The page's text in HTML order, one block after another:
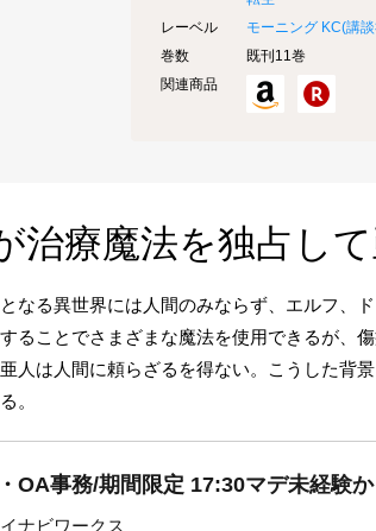
レーベル
モーニング KC(講
巻数
既刊11巻
関連商品
治療魔法を独占し
なる異世界には人間のみならず、エルフ、
ることでさまざまな魔法を使用できるが、
人は人間に頼らざるを得ない。こうした背
。
OA事務/期間限定 17:30マデ未経験
ナビワークス